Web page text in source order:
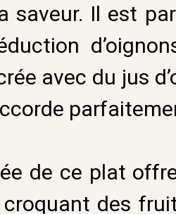
saveur. Il est
avec du jus
de ce plat
des